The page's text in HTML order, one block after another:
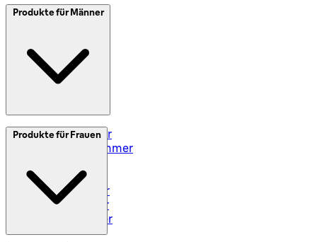
SplitIt
Produkte für Männer
Elektrorasierer
Styler und Trimmer
Rasiersets
Rasierzubehör
Body Groomer
Haarschneider
Produkte für Frauen